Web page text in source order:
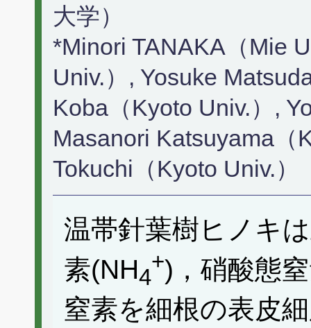
大学）
*Minori TANAKA（Mie
Univ.）, Yosuke
Koba（Kyoto Univ.）,
Masanori Katsuyama（
Tokuchi（Kyoto Univ.）
温帯針葉樹ヒノキ
素(NH4
+)，硝酸態
窒素を細根の表皮